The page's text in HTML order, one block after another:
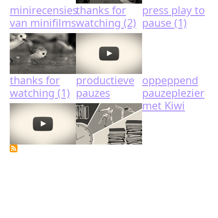
minirecensies
van minifilms
thanks for
watching (2)
press play to
pause (1)
thanks for
watching (1)
productieve
pauzes
oppeppend
pauzeplezier
met Kiwi